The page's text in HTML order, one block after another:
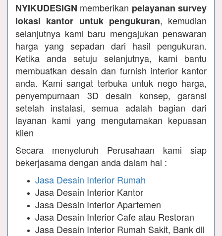
NYIKUDESIGN memberikan pelayanan survey
lokasi kantor untuk pengukuran, kemudian
selanjutnya kami baru mengajukan penawaran
harga yang sepadan dari hasil pengukuran.
Ketika anda setuju selanjutnya, kami bantu
membuatkan desain dan furnish interior kantor
anda. Kami sangat terbuka untuk nego harga,
penyempurnaan 3D desain konsep, garansi
setelah instalasi, semua adalah bagian dari
layanan kami yang mengutamakan kepuasan
klien
Secara menyeluruh Perusahaan kami siap
bekerjasama dengan anda dalam hal :
Jasa Desain Interior Rumah
Jasa Desain Interior Kantor
Jasa Desain Interior Apartemen
Jasa Desain Interior Cafe atau Restoran
Jasa Desain Interior Rumah Sakit, Bank dll